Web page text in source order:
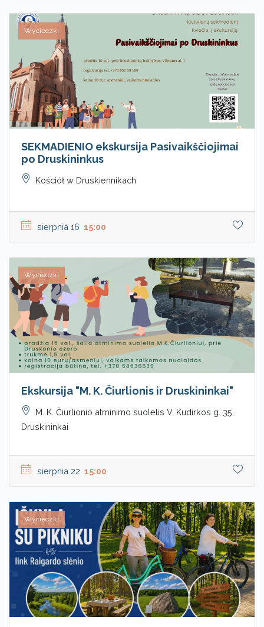
Wycieczki
SEKMADIENIO ekskursija Pasivaikščiojimai
po Druskininkus
Kościół w Druskiennikach
sierpnia 16 15:00
Wycieczki
Ekskursija "M. K. Čiurlionis ir Druskininkai"
M. K. Čiurlionio atminimo suolelis V. Kudirkos g. 35,
Druskininkai
sierpnia 22 15:00
Wycieczki